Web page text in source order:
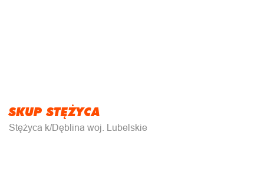
SKUP STĘŻYCA
Stężyca k/Dęblina woj. Lubelskie